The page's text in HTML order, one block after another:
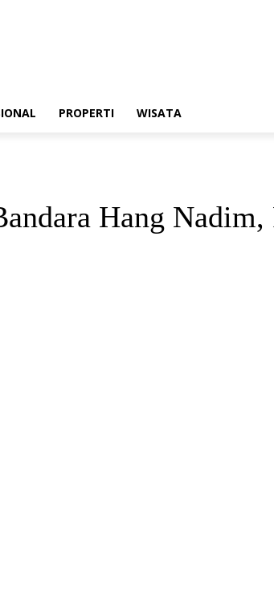
PROPERTI WISATA
Hang Nadim,